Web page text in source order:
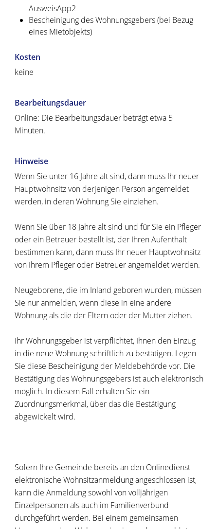
AusweisApp2
Bescheinigung des Wohnungsgebers (bei Bezug
eines Mietobjekts)
Kosten
keine
Bearbeitungsdauer
Online: Die Bearbeitungsdauer beträgt etwa 5
Minuten.
Hinweise
Wenn Sie unter 16 Jahre alt sind, dann muss Ihr neuer
Hauptwohnsitz von derjenigen Person angemeldet
werden, in deren Wohnung Sie einziehen.
Wenn Sie über 18 Jahre alt sind und für Sie ein Pfleger
oder ein Betreuer bestellt ist, der Ihren Aufenthalt
bestimmen kann, dann muss Ihr neuer Hauptwohnsitz
von Ihrem Pfleger oder Betreuer angemeldet werden.
Neugeborene, die im Inland geboren wurden, müssen
Sie nur anmelden, wenn diese in eine andere
Wohnung als die der Eltern oder der Mutter ziehen.
Ihr Wohnungsgeber ist verpflichtet, Ihnen den Einzug
in die neue Wohnung schriftlich zu bestätigen. Legen
Sie diese Bescheinigung der Meldebehörde vor. Die
Bestätigung des Wohnungsgebers ist auch elektronisch
möglich. In diesem Fall erhalten Sie ein
Zuordnungsmerkmal, über das die Bestätigung
abgewickelt wird.
Sofern Ihre Gemeinde bereits an den Onlinedienst
elektronische Wohnsitzanmeldung angeschlossen ist,
kann die Anmeldungsowohl von volljährigen
Einzelpersonen als auch im Familienverbund
durchgeführt werden. Bei einem gemeinsamen